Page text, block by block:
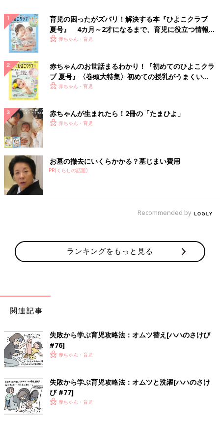
ベビーカーに乗せると泣きますッ！
というか結構大きくなっても嫌がりますね。うちの息子だけです
そして抱っこすると泣き止みます。スンッって。
でもベビーカーに乗せるとまた泣きます。
どうしたらいいんだろうと思って悩みに悩んで出した結果が！！
ベビーカーごと持ち上げるパワープレイッ！！
嫁に指摘されて1秒で消えた幻のアイデアでした。
[オムツ王]
一児の父。イクメン。 わかっているようなわかっていないよう
な父親目線の育児漫画。 共働きの妻をサポートすべく日々奮闘
インスタグラムはこちら:
@omutsu_oh
前の話
［父親目線！育児漫
画！オムツ王＃89］
育児の困ったがズバリ！解決する本『ひよこクラブ
夏号』 4カ月～2才になるまで、育児に役立つ情報が
いっぱい！
赤ちゃん・育児
赤ちゃんのお世話まるわかり！『初めてのひよこクラ
ブ 夏号』〈巻頭大特集〉初めての授乳がうまくい
く！ おっぱい・ミルクの基本と夏のトラブル 解決テ
赤ちゃん・育児
赤ちゃんが生まれたら！2冊の「たまひよ」
赤ちゃん・育児
お墓の撤去にいくらかかる？墓じまい費用
PR(くらしの話題)
Recommended by
ランキングをもっと見る
関連記事
失敗から学ぶ育児攻略法：オムツ替え[ハハのさけび
#76]
赤ちゃん・育児
失敗から学ぶ育児攻略法：オムツと洗濯[ハハのさけ
び #77]
赤ちゃん・育児